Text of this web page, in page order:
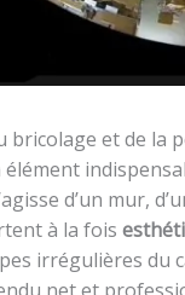
bricolage et de la
d’un mur,
à la fois
irrégulières du